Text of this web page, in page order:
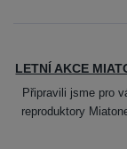
LETNÍ AKCE
Připravili jsme pro
reproduktory